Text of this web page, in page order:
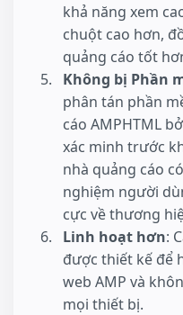
khả năng xem
chuột cao hơn,
quảng cáo tốt
Không bị Phần
phân tán phần
cáo AMPHTML
xác minh trước
nhà quảng cáo
nghiệm người
cực về thương
Linh hoạt hơn:
được thiết kế để
web AMP và
mọi thiết bị.